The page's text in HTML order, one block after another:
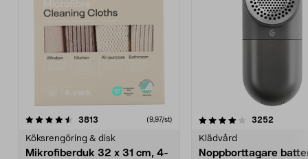
3813 (9,97/st)
Köksrengöring & disk
Mikrofiberduk 32 x 31 cm, 4-
4.0av 5 stjärnor 3252
Klädvård
Noppborttagare
4.5av 5 stjärnor